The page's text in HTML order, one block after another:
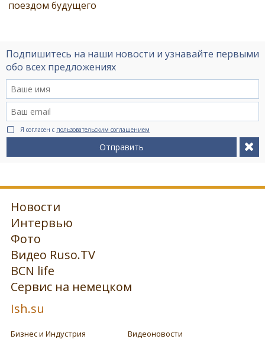
поездом будущего
Подпишитесь на наши новости и узнавайте первыми
обо всех предложениях
Я согласен с пользовательским соглашением
Отправить
Новости
Интервью
Фото
Видео Ruso.TV
BCN life
Сервис на немецком
Ish.su
Бизнес и Индустрия
Видеоновости